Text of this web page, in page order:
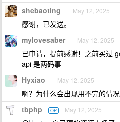
shebaoting May 12, 2025
感谢，已发送。
mylovesaber May 12, 2025
已申请，提前感谢！之前买过
api 是两码事
Hyxiao May 12, 2025
啊？为什么会出现用不完的情
tbphp OP May 12, 2025